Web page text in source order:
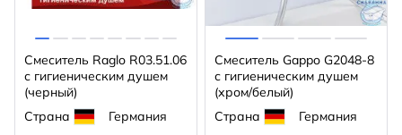
Смеситель Raglo R03.51.06
с гигиеническим душем
(черный)
Страна
Германия
Смеситель Gappo G2048-8
с гигиеническим душем
(хром/белый)
Страна
Германия